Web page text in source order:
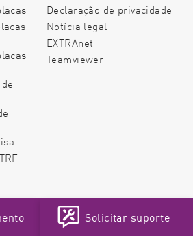
Solicitar suporte
Declaração de privacidade
Notícia legal
EXTRAnet
Teamviewer